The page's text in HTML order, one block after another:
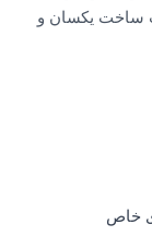
ساخت یکسان و
خاص